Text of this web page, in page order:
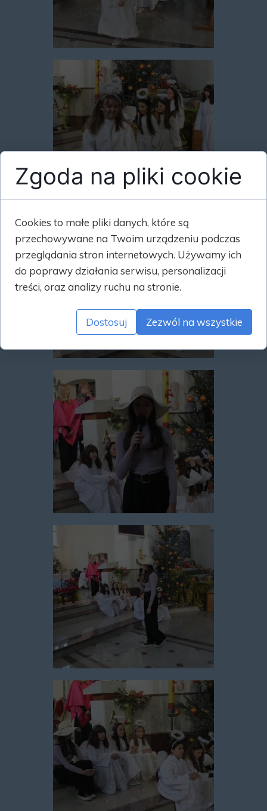
Zgoda na pliki cookie
Cookies to małe pliki danych, które są
przechowywane na Twoim urządzeniu podczas
przeglądania stron internetowych. Używamy ich
do poprawy działania serwisu, personalizacji
treści, oraz analizy ruchu na stronie.
Dostosuj Zezwól na wszystkie